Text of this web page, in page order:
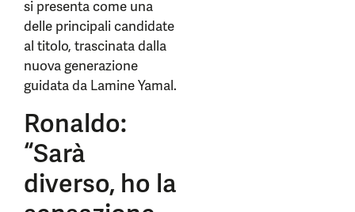
si presenta come una
delle principali candidate
al titolo, trascinata dalla
nuova generazione
guidata da Lamine Yamal.
Ronaldo:
“Sarà
diverso, ho la